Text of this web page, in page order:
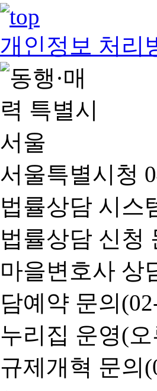
개인정보 처리
서울특별시청
법률상담 시스
법률상담 신청
마을변호사 상
담예약 문의
누리집 운영(
규제개혁 문의